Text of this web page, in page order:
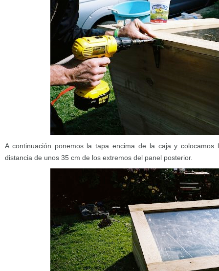
A continuación ponemos la tapa encima de la caja y
distancia de unos 35 cm de los extremos del panel posterior.